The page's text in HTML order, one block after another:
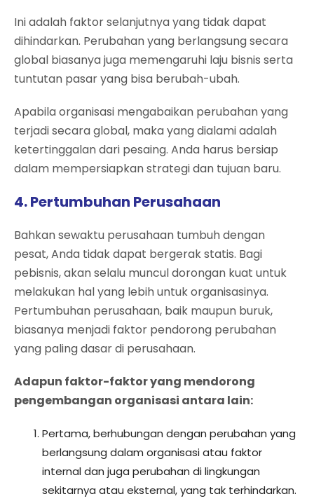
Ini adalah faktor selanjutnya yang tidak dapat
dihindarkan. Perubahan yang berlangsung secara
global biasanya juga memengaruhi laju bisnis serta
tuntutan pasar yang bisa berubah-ubah.
Apabila organisasi mengabaikan perubahan yang
terjadi secara global, maka yang dialami adalah
ketertinggalan dari pesaing. Anda harus bersiap
dalam mempersiapkan strategi dan tujuan baru.
4. Pertumbuhan Perusahaan
Bahkan sewaktu perusahaan tumbuh dengan
pesat, Anda tidak dapat bergerak statis. Bagi
pebisnis, akan selalu muncul dorongan kuat untuk
melakukan hal yang lebih untuk organisasinya.
Pertumbuhan perusahaan, baik maupun buruk,
biasanya menjadi faktor pendorong perubahan
yang paling dasar di perusahaan.
Adapun faktor-faktor yang mendorong
pengembangan organisasi antara lain:
Pertama, berhubungan dengan perubahan yang
berlangsung dalam organisasi atau faktor
internal dan juga perubahan di lingkungan
sekitarnya atau eksternal, yang tak terhindarkan.